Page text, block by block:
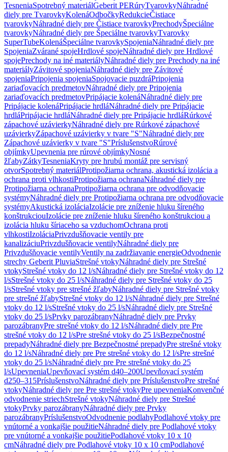
TesneniaSpotrebný materiálGeberit PERúryTvarovkyNáhradné
diely pre TvarovkyKolenáOdbočkyRedukcieČistiace
tvarovkyNáhradné diely pre Čistiace tvarovkyPrechodyŠpeciálne
tvarovkyNáhradné diely pre Špeciálne tvarovkyTvarovky
SuperTubeKolenáŠpeciálne tvarovkySpojeniaNáhradné diely pre
SpojeniaZvárané spojeHrdlové spojeNáhradné diely pre Hrdlové
spojePrechody na iné materiályNáhradné diely pre Prechody na iné
materiályZávitové spojeniaNáhradné diely pre Závitové
spojeniaPripojenia spojeniaSpojovacie puzdráPripojenia
zariaďovacích predmetovNáhradné diely pre Pripojenia
zariaďovacích predmetovPripájacie kolenáNáhradné diely pre
Pripájacie kolenáPripájacie hrdláNáhradné diely pre Pripájacie
hrdláPripájacie hrdláNáhradné diely pre Pripájacie hrdláRúrkové
zápachové uzávierkyNáhradné diely pre Rúrkové zápachové
uzávierkyZápachové uzávierky v tvare "S"Náhradné diely pre
Zápachové uzávierky v tvare "S"PríslušenstvoRúrové
objímkyUpevnenia pre rúrové objímkyNosné
žľabyZátkyTesneniaKryty pre hrubú montáž pre servisný
otvorSpotrebný materiálProtipožiarna ochrana, akustická izolácia a
ochrana proti vlhkostiProtipožiarna ochranaNáhradné diely pre
Protipožiarna ochranaProtipožiarna ochrana pre odvodňovacie
systémyNáhradné diely pre Protipožiarna ochrana pre odvodňovacie
systémyAkustická izoláciaIzolácie pre zníženie hluku šíreného
konštrukciouIzolácie pre zníženie hluku šíreného konštrukciou a
izolácia hluku šíriaceho sa vzduchomOchrana proti
vlhkostiIzoláciaPrivzdušňovacie ventily pre
kanalizáciuPrivzdušňovacie ventilyNáhradné diely pre
Privzdušňovacie ventilyVentily na zadržiavanie energieOdvodnenie
strechy Geberit PluviaStrešné vtokyNáhradné diely pre Strešné
vtokyStrešné vtoky do 12 l/sNáhradné diely pre Strešné vtoky do 12
l/sStrešné vtoky do 25 l/sNáhradné diely pre Strešné vtoky do 25
l/sStrešné vtoky pre strešné žľabyNáhradné diely pre Strešné vtoky
pre strešné žľabyStrešné vtoky do 12 l/sNáhradné diely pre Strešné
vtoky do 12 l/sStrešné vtoky do 25 l/sNáhradné diely pre Strešné
vtoky do 25 l/sPrvky parozábranyNáhradné diely pre Prvky
parozábranyPre strešné vtoky do 12 l/sNáhradné diely pre Pre
strešné vtoky do 12 l/sPre strešné vtoky do 25 l/sBezpečnostné
prepadyNáhradné diely pre Bezpečnostné prepadyPre strešné vtoky
do 12 l/sNáhradné diely pre Pre strešné vtoky do 12 l/sPre strešné
vtoky do 25 l/sNáhradné diely pre Pre strešné vtoky do 25
l/sUpevneniaUpevňovací systém d40–200Upevňovací systém
d250–315PríslušenstvoNáhradné diely pre PríslušenstvoPre strešné
vtokyNáhradné diely pre Pre strešné vtokyPre upevneniaKonvenčné
odvodnenie striechStrešné vtokyNáhradné diely pre Strešné
vtokyPrvky parozábranyNáhradné diely pre Prvky
parozábranyPríslušenstvoOdvodnenie podlahyPodlahové vtoky pre
vnútorné a vonkajšie použitieNáhradné diely pre Podlahové vtoky
pre vnútorné a vonkajšie použitiePodlahové vtoky 10 x 10
cmNáhradné diely pre Podlahové vtoky 10 x 10 cmPodlahové